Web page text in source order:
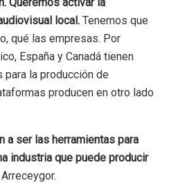
local. Tenemos que
qué las empresas. Por
España y Canadá tienen
la producción de
producen en otro lado
a ser las herramientas para
industria que puede producir